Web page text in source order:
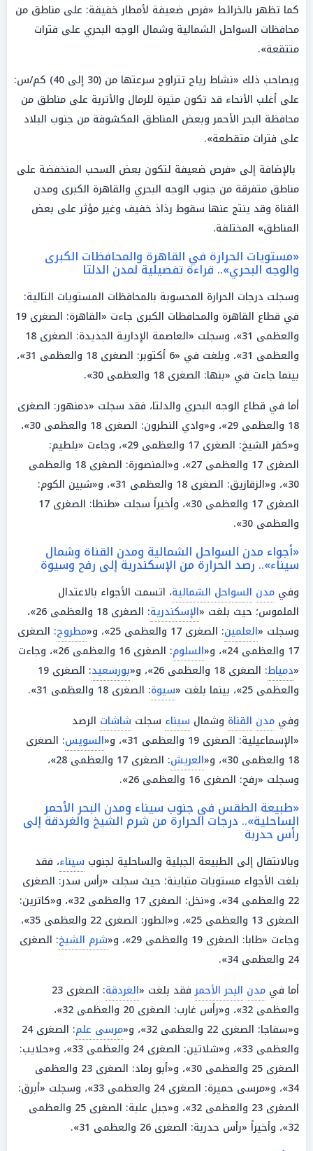
كما تظهر بالخرائط «فرص ضعيفة لأمطار خفيفة: على مناطق من
محافظات السواحل الشمالية وشمال الوجه البحري على فترات
متتقعة».
ويصاحب ذلك «نشاط رياح تتراوح سرعتها من (30 إلى 40) كم/س:
على أغلب الأنحاء قد تكون مثيرة للرمال والأتربة على مناطق من
محافظة البحر الأحمر وبعض المناطق المكشوفة من جنوب البلاد
على فترات متقطعة».
بالإضافة إلى «فرص ضعيفة لتكون بعض السحب المنخفضة على
مناطق متفرقة من جنوب الوجه البحري والقاهرة الكبرى ومدن
القناة وقد ينتج عنها سقوط رذاذ خفيف وغير مؤثر على بعض
المناطق» المختلفة.
«مستويات الحرارة في القاهرة والمحافظات الكبرى
والوجه البحري».. قراءة تفصيلية لمدن الدلتا
وسجلت درجات الحرارة المحسوبة بالمحافظات المستويات التالية:
في قطاع القاهرة والمحافظات الكبرى جاءت «القاهرة: الصغرى 19
والعظمى 31»، وسجلت «العاصمة الإدارية الجديدة: الصغرى 18
والعظمى 31»، وبلغت في «6 أكتوبر: الصغرى 18 والعظمى 31»،
بينما جاءت في «بنها: الصغرى 18 والعظمى 30».
أما في قطاع الوجه البحري والدلتا، فقد سجلت «دمنهور: الصغرى
18 والعظمى 29»، و«وادي النطرون: الصغرى 18 والعظمى 30»،
و«كفر الشيخ: الصغرى 17 والعظمى 29»، وجاءت «بلطيم:
الصغرى 17 والعظمى 27»، و«المنصورة: الصغرى 18 والعظمى
30»، و«الزقازيق: الصغرى 18 والعظمى 31»، و«شبين الكوم:
الصغرى 17 والعظمى 30»، وأخيراً سجلت «طنطا: الصغرى 17
والعظمى 30».
«أجواء مدن السواحل الشمالية ومدن القناة وشمال
سيناء».. رصد الحرارة من الإسكندرية إلى رفح وسيوة
وفي مدن السواحل الشمالية، اتسمت الأجواء بالاعتدال
الملموس؛ حيث بلغت «الإسكندرية
: الصغرى 18 والعظمى 26»،
وسجلت «العلمين: الصغرى 17 والعظمى 25»، و« مطروح: الصغرى
17 والعظمى 24»، و«
السلوم
: الصغرى 16 والعظمى 26»، وجاءت
«دمياط: الصغرى 18 والعظمى 26»، و« بورسعيد
: الصغرى 19
والعظمى 25»، بينما بلغت «
سيوة: الصغرى 18 والعظمى 31».
وفي مدن القناة وشمال سيناء سجلت شاشات الرصد
«الإسماعيلية: الصغرى 19 والعظمى 31»، و«
السويس: الصغرى
18 والعظمى 30»، و«
العريش
: الصغرى 17 والعظمى 28»،
وسجلت «رفح: الصغرى 16 والعظمى 26».
«طبيعة الطقس في جنوب سيناء ومدن البحر الأحمر
الساحلية».. درجات الحرارة من شرم الشيخ والغردقة إلى
رأس حدربة
وبالانتقال إلى الطبيعة الجبلية والساحلية لجنوب سيناء، فقد
بلغت الأجواء مستويات متباينة؛ حيث سجلت «رأس سدر: الصغرى
22 والعظمى 34»، و«نخل: الصغرى 17 والعظمى 32»، و«كاترين:
الصغرى 13 والعظمى 25»، و«الطور: الصغرى 22 والعظمى 35»،
وجاءت «طابا: الصغرى 19 والعظمى 29»، و«
شرم الشيخ: الصغرى
24 والعظمى 34».
أما في مدن البحر الأحمرفقد بلغت «الغردقة
: الصغرى 23
والعظمى 32»، و«رأس غارب: الصغرى 20 والعظمى 32»،
و«سفاجا: الصغرى 22 والعظمى 32»، و«
مرسى علم
: الصغرى 24
والعظمى 33»، و«شلاتين: الصغرى 24 والعظمى 33»، و«حلايب:
الصغرى 25 والعظمى 30»، و«أبو رماد: الصغرى 23 والعظمى
34»، و«مرسى حميرة: الصغرى 24 والعظمى 33»، وسجلت «أبرق:
الصغرى 23 والعظمى 32»، و«جبل علبة: الصغرى 25 والعظمى
32»، وأخيراً «رأس حدربة: الصغرى 26 والعظمى 31».